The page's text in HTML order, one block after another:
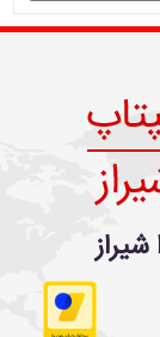
شیراز